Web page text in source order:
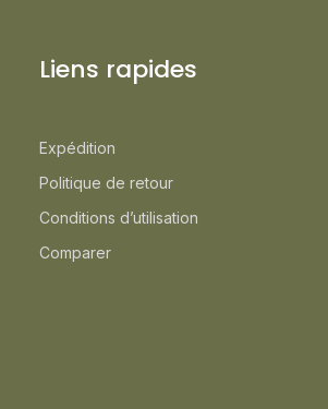
Liens rapides
Expédition
Politique de retour
Conditions d’utilisation
Comparer